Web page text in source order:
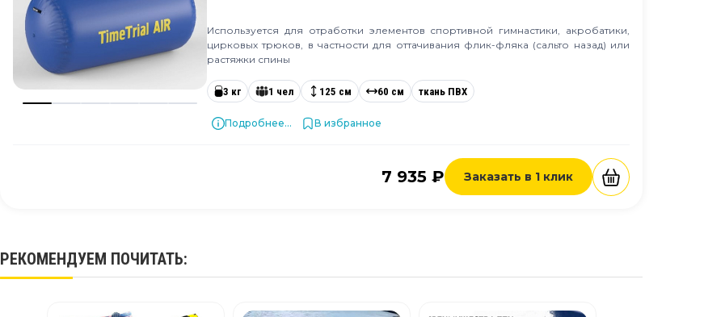
Используется для отработки элементов спортивной гимнастики, акробатики,
цирковых трюков, в частности для оттачивания флик-фляка (сальто назад) или
растяжки спины
3 кг 1 чел 125 см 60 см ткань ПВХ
Подробнее... В избранное
7 935 ₽ Заказать в 1 клик
РЕКОМЕНДУЕМ ПОЧИТАТЬ: